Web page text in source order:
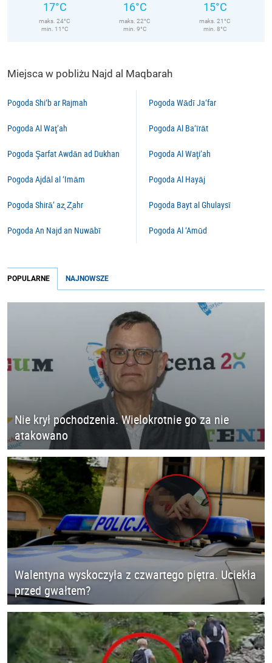
17°C
maks. 24°C
min. 11°C
16°C
maks. 22°C
min. 9°C
15°C
maks. 21°C
min. 8°C
Miejsca w pobliżu Najd al Maqbarah
Pogoda Shi‘b ar Rajmah
Pogoda Al Waţ’ah
Pogoda Şarfat Awdān ad Dukhan
Pogoda Ajdāl al ‘Imām
Pogoda Shirā’ az̧ Z̧ahr
Pogoda An Najd an Nuwābī
Pogoda Wādī Ja‘far
Pogoda Al Ba‘īrāt
Pogoda Al Waţi’ah
Pogoda Al Hayāj
Pogoda Bayt al Ghulaysī
Pogoda Al ‘Amūd
POPULARNE NAJNOWSZE
Nie krył pochodzenia. Wielokrotnie go za nie
atakowano
Walentyna wyskoczyła z czwartego piętra. Uciekła
przed gwałtem?